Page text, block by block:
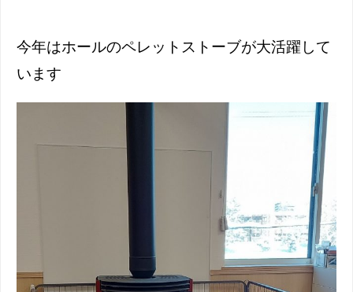
今年はホールのペレットストーブが大活躍して
います